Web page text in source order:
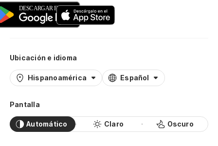
Ubicación e idioma
Hispanoamérica Español
Pantalla
Automático Claro Oscuro